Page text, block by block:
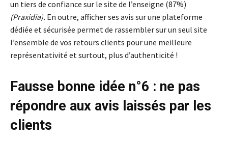
un tiers de confiance sur le site de l’enseigne (87%)
(Praxidia). En outre, afficher ses avis sur une plateforme
dédiée et sécurisée permet de rassembler sur un seul site
l’ensemble de vos retours clients pour une meilleure
représentativité et surtout, plus d’authenticité !
Fausse bonne idée n°6 : ne pas
répondre aux avis laissés par les
clients